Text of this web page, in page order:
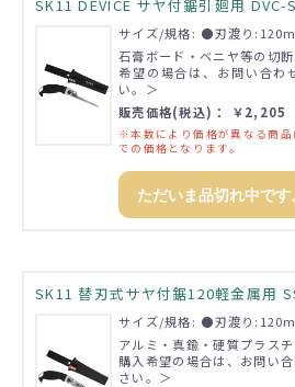
SK11 DEVICE サヤ付鋸引廻用 DVC-
サイズ/規格: ●刃渡り
石膏ボード・ベニヤ等の切
希望の場合は、お問い合わ
い。＞
販売価格(税込)： ￥2,205
※本数により価格が異なる商
での価格となります。
ただいま品切れ中です
SK11 替刃式サヤ付鋸120軽金属用
サイズ/規格: ●刃渡り
アルミ・真鍮・硬質プラス
購入希望の場合は、お問い
さい。＞